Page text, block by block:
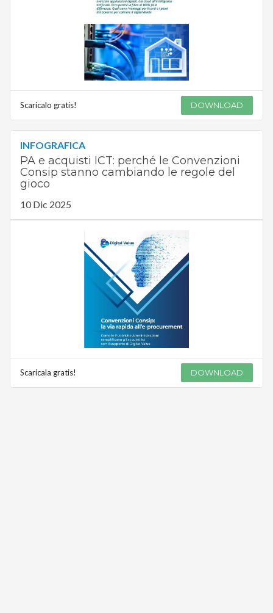
Scaricalo gratis! DOWNLOAD
INFOGRAFICA
PA e acquisti ICT: perché le Convenzioni
Consip stanno cambiando le regole del
gioco
10 Dic 2025
Scaricala gratis! DOWNLOAD